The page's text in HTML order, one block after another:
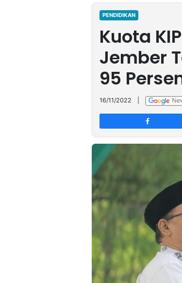
PENDIDIKAN
Kuota
Jember
95
16/11/2022